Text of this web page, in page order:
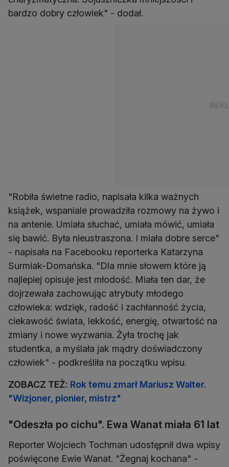
bardzo dobry człowiek" - dodał.
"Robiła świetne radio, napisała kilka ważnych
książek, wspaniale prowadziła rozmowy na żywo i
na antenie. Umiała słuchać, umiała mówić, umiała
się bawić. Była nieustraszona. I miała dobre serce"
- napisała na Facebooku reporterka Katarzyna
Surmiak-Domańska. "Dla mnie słowem które ją
najlepiej opisuje jest młodość. Miała ten dar, że
dojrzewała zachowując atrybuty młodego
człowieka: wdzięk, radość i zachłanność życia,
ciekawość świata, lekkość, energię, otwartość na
zmiany i nowe wyzwania. Żyła trochę jak
studentka, a myślała jak mądry doświadczony
człowiek" - podkreśliła na początku wpisu.
ZOBACZ TEŻ: Rok temu zmarł Mariusz Walter.
"Wizjoner, pionier, mistrz"
"Odeszła po cichu". Ewa Wanat miała 61 lat
Reporter Wojciech Tochman udostępnił dwa wpisy
poświęcone Ewie Wanat. "Żegnaj kochana" -